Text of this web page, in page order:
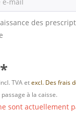
des
TVA etexcl. Des frais
à la caisse.
sont actuellement